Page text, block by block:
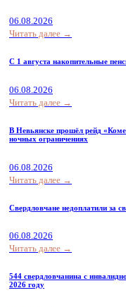
06.08.2026
Читать далее →
С 1 августа накопительные
06.08.2026
Читать далее →
В Невьянске прошёл рейд
ночных ограничениях
06.08.2026
Читать далее →
Свердловчане недоплатили за
06.08.2026
Читать далее →
544 свердловчанина с
2026 году